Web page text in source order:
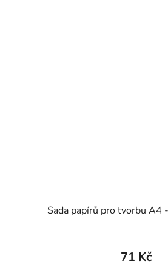
Sada papírů pro tvorbu A4
71 Kč